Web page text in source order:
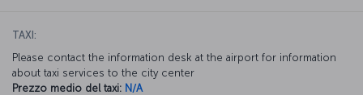
TAXI:
Please contact the information desk at the airport for information
about taxi services to the city center
Prezzo medio del taxi: N/A